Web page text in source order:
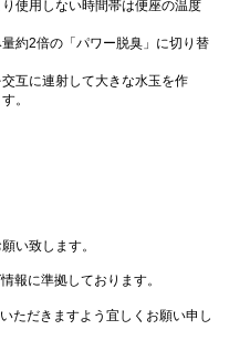
使用しない時間帯は便座の温度
約2倍の「パワー脱臭」に切り替
互に連射して大きな水玉を作
。
い致します。
報に準拠しております。
ただきますよう宜しくお願い申し